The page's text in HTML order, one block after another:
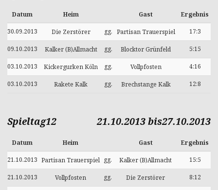
Datum Heim Gast Ergebnis
30.09.2013 Die Zerstörer gg. Partisan Trauerspiel 17:3
09.10.2013 Kalker (B)Allmacht gg. Blocktor Grünfeld 5:15
03.10.2013 Kickergurken Köln gg. Vollpfosten 4:16
03.10.2013 Rakete Kalk gg. Brechstange Kalk 12:8
Spieltag12 21.10.2013 bis27.10.2013
Datum Heim Gast Ergebnis
21.10.2013 Partisan Trauerspiel gg. Kalker (B)Allmacht 15:5
21.10.2013 Vollpfosten gg. Die Zerstörer 8:12